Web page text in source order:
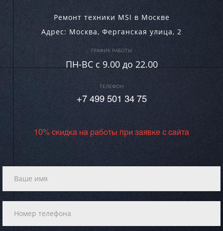
Ремонт техники MSI в Москве
Адрес: Москва, Ферганская улица, 2
ГРАФИК РАБОТЫ
ПН-ВC c 9.00 до 22.00
ТЕЛЕФОН
+7 499 501 34 75
10% скидка на работы при заявке с сайта